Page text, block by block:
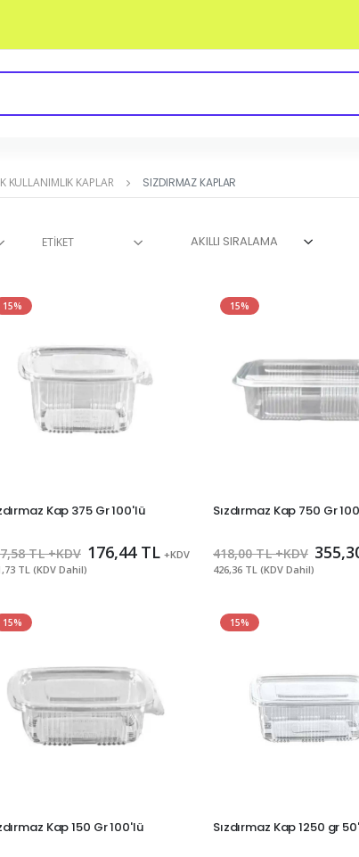
KULLANIMLIK KAPLAR SIZDIRMAZ KAPLAR
ETIKET
15%
Kap 375 Gr 100'lü
TL +KDV 176,44 TL +KDV
TL (KDV Dahil)
15%
Sızdırmaz Kap 750 Gr
418,00 TL +KDV
426,36 TL (KDV Dahil)
15%
Kap 150 Gr 100'lü
15%
Sızdırmaz Kap 1250 gr